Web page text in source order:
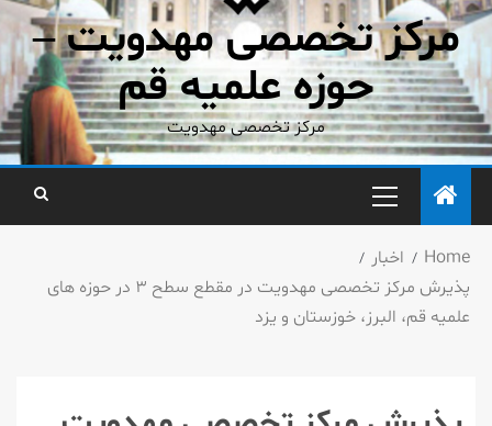
مرکز تخصصی مهدویت –
حوزه علمیه قم
مرکز تخصصی مهدویت
Home
اخبار
پذیرش مركز تخصصی مهدویت در مقطع سطح ۳ در حوزه های
علميه قم، البرز، خوزستان و يزد